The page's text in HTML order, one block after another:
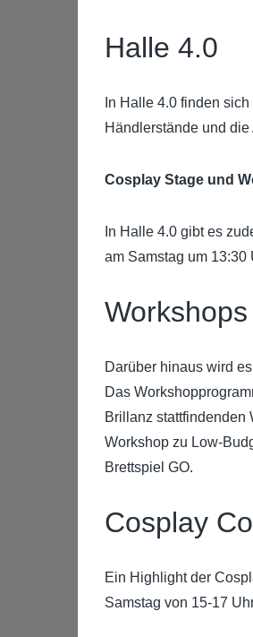
Halle 4.0
In Halle 4.0 finden
Händlerstände und
Cosplay Stage und
In Halle 4.0 gibt es
am Samstag um 13:30
Workshops
Darüber hinaus wird
Das
Brillanz stattfindenden
Workshop zu Low-
Brettspiel GO.
Cosplay
Ein Highlight der
Samstag von 15-17